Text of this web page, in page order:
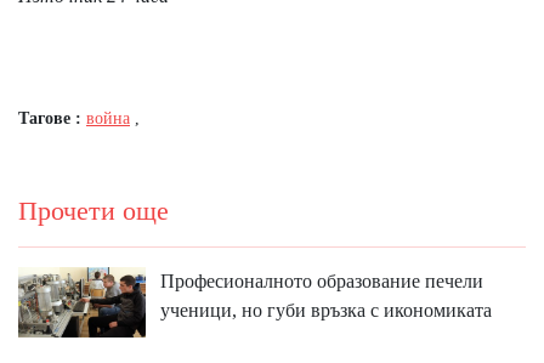
Тагове : война
Прочети още
Професионалното образование печели
ученици, но губи връзка с икономиката